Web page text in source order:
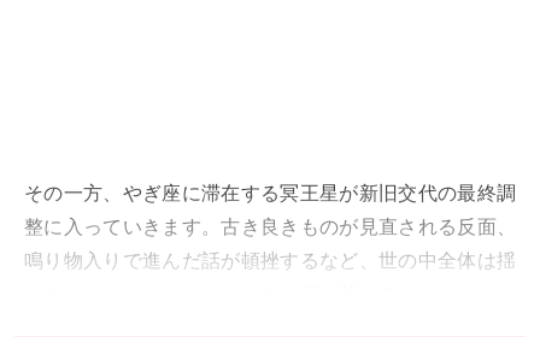
その一方、やぎ座に滞在する冥王星が新旧交代の最終調
整に入っていきます。古き良きものが見直される反面、
鳴り物入りで進んだ話が頓挫するなど、世の中全体は揺